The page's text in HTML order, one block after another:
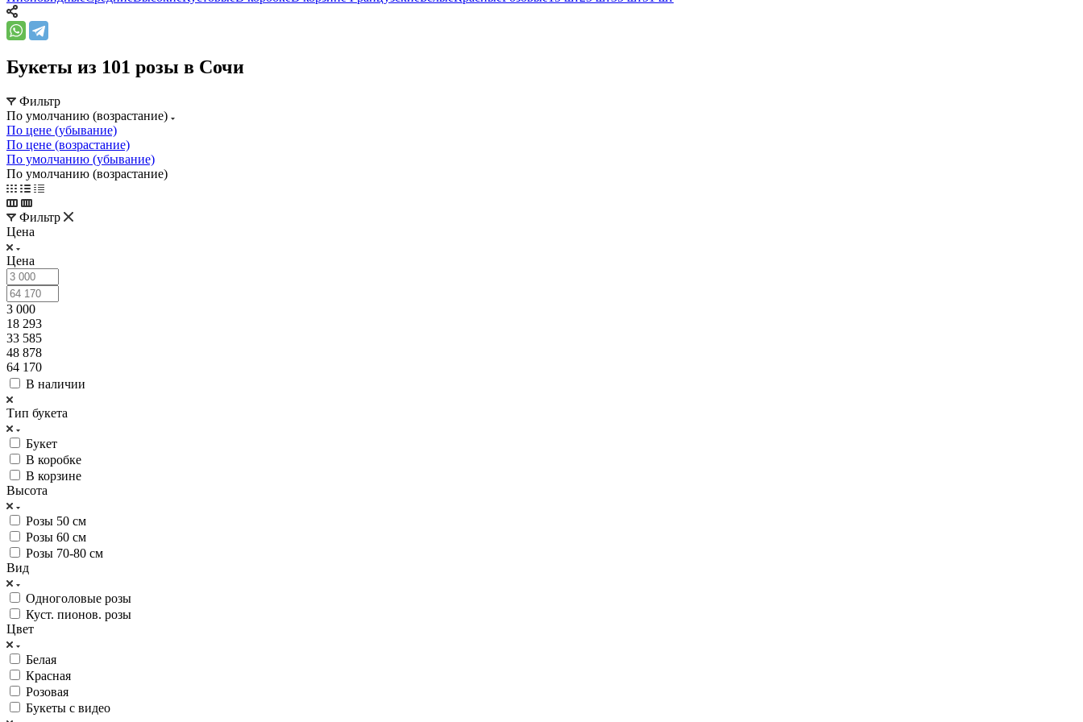
Букеты из 101 розы в Сочи
Фильтр
По умолчанию (возрастание)
По цене (убывание)
По цене (возрастание)
По умолчанию (убывание)
По умолчанию (возрастание)
Фильтр
Цена
Цена
3 000
18 293
33 585
48 878
64 170
В наличии
Тип букета
Букет
В коробке
В корзине
Высота
Розы 50 см
Розы 60 см
Розы 70-80 см
Вид
Одноголовые розы
Куст. пионов. розы
Цвет
Белая
Красная
Розовая
Букеты с видео